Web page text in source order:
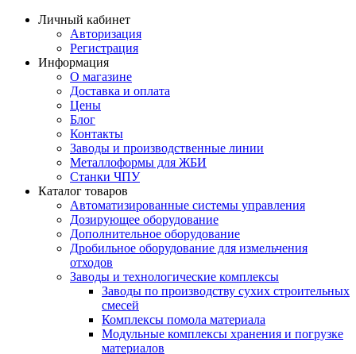
Личный кабинет
Авторизация
Регистрация
Информация
О магазине
Доставка и оплата
Цены
Блог
Контакты
Заводы и производственные линии
Металлоформы для ЖБИ
Станки ЧПУ
Каталог товаров
Автоматизированные системы управления
Дозирующее оборудование
Дополнительное оборудование
Дробильное оборудование для измельчения
отходов
Заводы и технологические комплексы
Заводы по производству сухих строительных
смесей
Комплексы помола материала
Модульные комплексы хранения и погрузке
материалов